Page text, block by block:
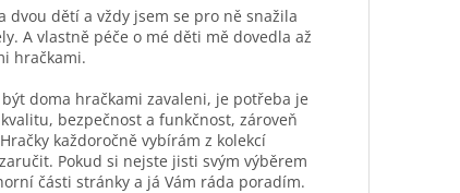
dvou dětí a vždy jsem se pro ně snažila
A vlastně péče o mé děti mě dovedla až
hračkami.
doma hračkami zavaleni, je potřeba je
bezpečnost a funkčnost, zároveň
každoročně vybírám z kolekcí
Pokud si nejste jisti svým výběrem
části stránky a já Vám ráda poradím.